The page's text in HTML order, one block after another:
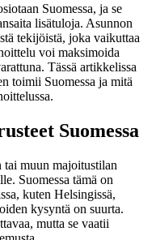
Suomessa, ja se
lisätuloja. Asunnon
tekijöistä, joka vaikuttaa
voi maksimoida
Tässä artikkelissa
toimii Suomessa ja mitä
Suomessa
muun majoitustilan
Suomessa tämä on
kuten Helsingissä,
kysyntä on suurta.
mutta se vaatii